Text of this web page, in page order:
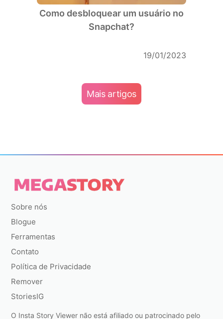
Como desbloquear um usuário no
Snapchat?
19/01/2023
Mais artigos
Sobre nós
Blogue
Ferramentas
Contato
Política de Privacidade
Remover
StoriesIG
O Insta Story Viewer não está afiliado ou patrocinado pelo